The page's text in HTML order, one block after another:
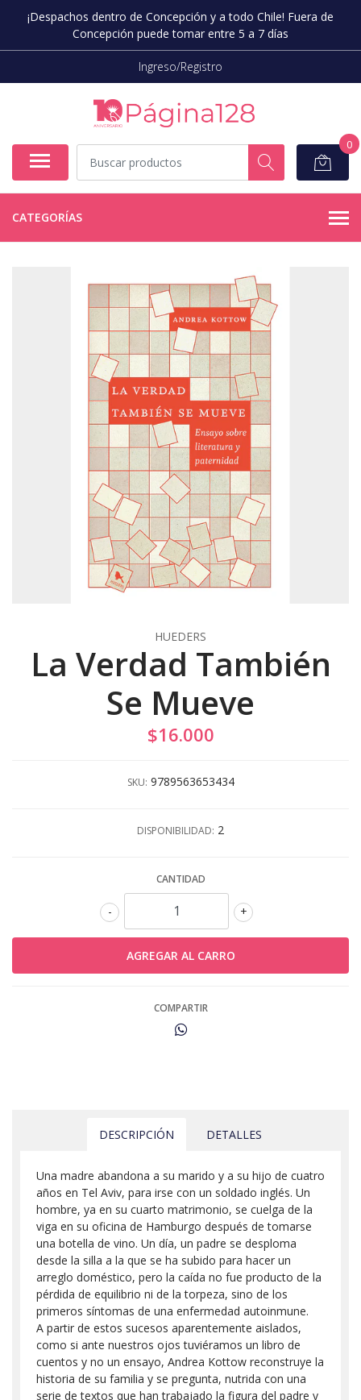
¡Despachos dentro de Concepción y a todo Chile! Fuera de
Concepción puede tomar entre 5 a 7 días
Ingreso/Registro
0
CATEGORÍAS
HUEDERS
La Verdad También
Se Mueve
$16.000
SKU: 9789563653434
DISPONIBILIDAD: 2
CANTIDAD
+
-
COMPARTIR
DESCRIPCIÓN DETALLES
Una madre abandona a su marido y a su hijo de cuatro
años en Tel Aviv, para irse con un soldado inglés. Un
hombre, ya en su cuarto matrimonio, se cuelga de la
viga en su oficina de Hamburgo después de tomarse
una botella de vino. Un día, un padre se desploma
desde la silla a la que se ha subido para hacer un
arreglo doméstico, pero la caída no fue producto de la
pérdida de equilibrio ni de la torpeza, sino de los
primeros síntomas de una enfermedad autoinmune.
A partir de estos sucesos aparentemente aislados,
como si ante nuestros ojos tuviéramos un libro de
cuentos y no un ensayo, Andrea Kottow reconstruye la
historia de su familia y se pregunta, nutrida con una
serie de textos que han trabajado la figura del padre y